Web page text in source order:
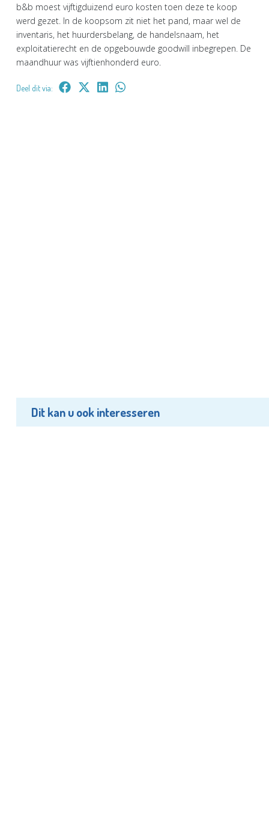
b&b moest vijftigduizend euro kosten toen deze te koop
werd gezet. In de koopsom zit niet het pand, maar wel de
inventaris, het huurdersbelang, de handelsnaam, het
exploitatierecht en de opgebouwde goodwill inbegrepen. De
maandhuur was vijftienhonderd euro.
Deel dit via:
Dit kan u ook interesseren